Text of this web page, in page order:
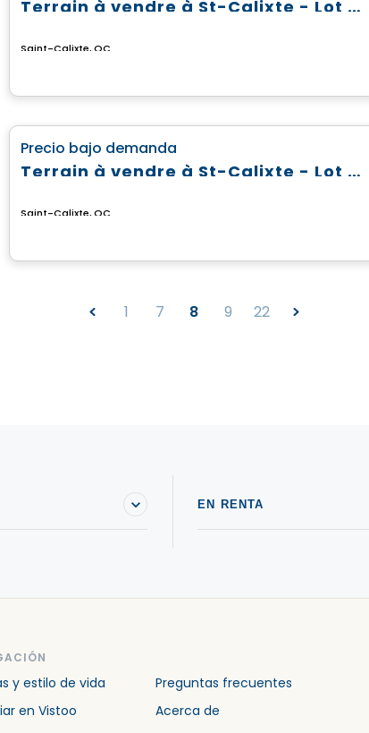
Terrain à vendre à St-Calixte - Lot #4 869 592
Saint-Calixte, QC
Terreno
Precio bajo demanda
Terrain à vendre à St-Calixte - Lot #4 630 913
Saint-Calixte, QC
1 7 8 9 22
EN RENTA
y estilo de vida
Preguntas frecuentes
en Vistoo
Acerca de